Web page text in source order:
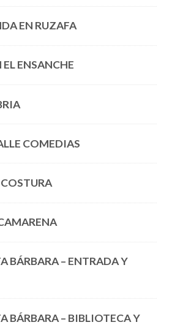
EN RUZAFA
ENSANCHE
COMEDIAS
BÁRBARA – ENTRADA Y
BÁRBARA – BIBLIOTECA Y